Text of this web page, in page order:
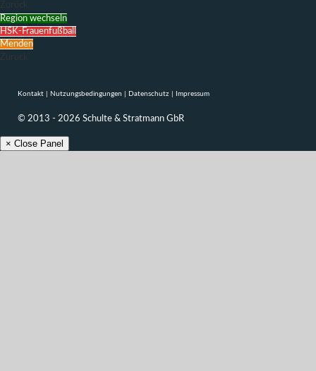
Zurück
Region wechseln
HSK-Frauenfußball
Menden
Zurück
Kontakt Nutzungsbedingungen Datenschutz Impressum
© 2013 - 2026 Schulte & Stratmann GbR
× Close Panel